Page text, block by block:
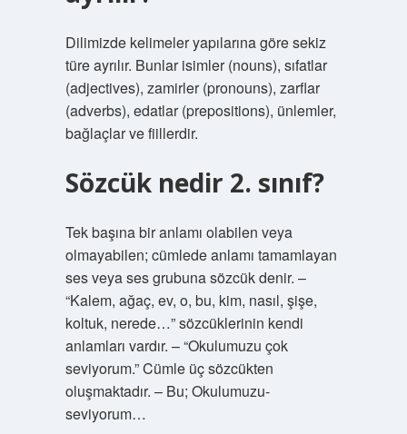
Dilimizde kelimeler yapılarına göre sekiz
türe ayrılır. Bunlar isimler (nouns), sıfatlar
(adjectives), zamirler (pronouns), zarflar
(adverbs), edatlar (prepositions), ünlemler,
bağlaçlar ve fiillerdir.
Sözcük nedir 2. sınıf?
Tek başına bir anlamı olabilen veya
olmayabilen; cümlede anlamı tamamlayan
ses veya ses grubuna sözcük denir. –
“Kalem, ağaç, ev, o, bu, kim, nasıl, şişe,
koltuk, nerede…” sözcüklerinin kendi
anlamları vardır. – “Okulumuzu çok
seviyorum.” Cümle üç sözcükten
oluşmaktadır. – Bu; Okulumuzu-
seviyorum…